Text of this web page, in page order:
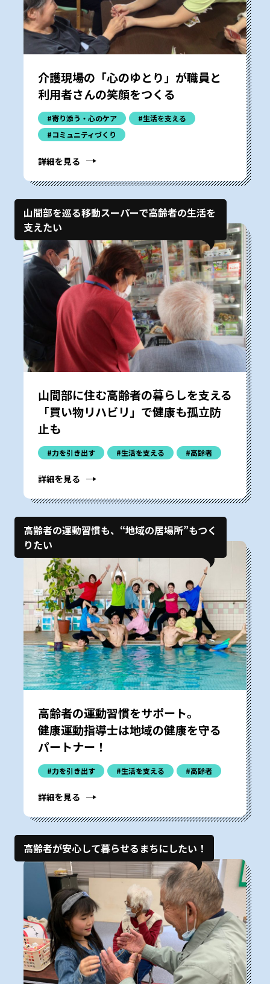
介護現場の「心のゆとり」が職員と
利用者さんの笑顔をつくる
#寄り添う・心のケア
#生活を支える
#コミュニティづくり
詳細を見る
山間部を巡る移動スーパーで高齢者の生活を
支えたい
山間部に住む高齢者の暮らしを支える
「買い物リハビリ」で健康も孤立防
止も
#力を引き出す #生活を支える #高齢者
詳細を見る
高齢者の運動習慣も、“地域の居場所”もつく
りたい
高齢者の運動習慣をサポート。
健康運動指導士は地域の健康を守る
パートナー！
#力を引き出す #生活を支える #高齢者
詳細を見る
高齢者が安心して暮らせるまちにしたい！